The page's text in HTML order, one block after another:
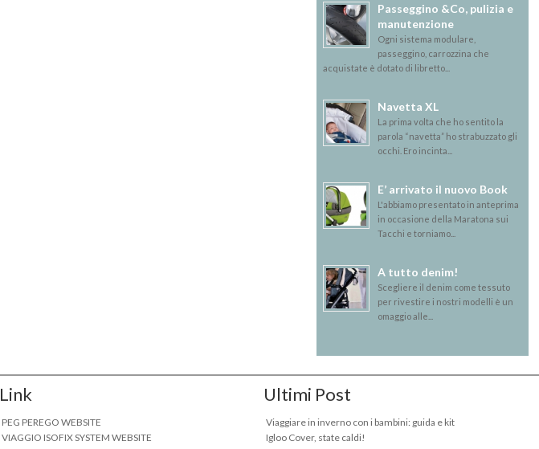
Passeggino &Co, pulizia e
manutenzione
Ogni sistema modulare,
passeggino, carrozzina che
acquistate è dotato di libretto...
Navetta XL
La prima volta che ho sentito la
parola “navetta” ho strabuzzato gli
occhi. Ero incinta...
E’ arrivato il nuovo Book
L'abbiamo presentato in anteprima
in occasione della Maratona sui
Tacchi e torniamo...
A tutto denim!
Scegliere il denim come tessuto
per rivestire i nostri modelli è un
omaggio alle...
Link
PEG PEREGO WEBSITE
VIAGGIO ISOFIX SYSTEM WEBSITE
Ultimi Post
Viaggiare in inverno con i bambini: guida e kit
Igloo Cover, state caldi!